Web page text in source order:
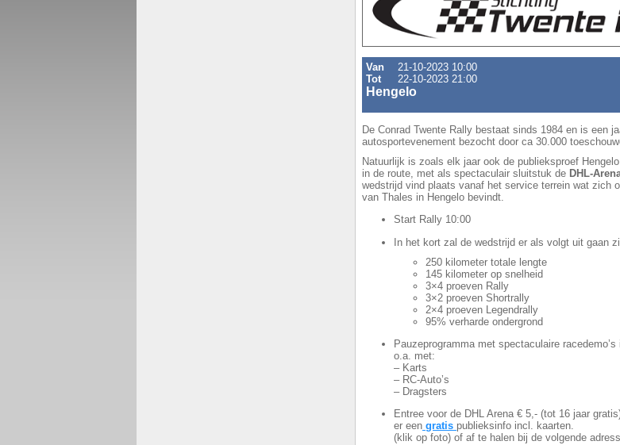
Van
21-10-2023 10:00
Tot
22-10-2023 21:00
Hengelo
De Conrad Twente Rally bestaat sinds 1984 en is een
autosportevenement bezocht door ca 30.000
Natuurlijk is zoals elk jaar ook de publieksproef
in de route, met als spectaculair sluitstuk de DHL-
wedstrijd vind plaats vanaf het service terrein wat zich
van Thales in Hengelo bevindt.
Start Rally 10:00
In het kort zal de wedstrijd er als volgt uit gaan
250 kilometer totale lengte
145 kilometer op snelheid
3×4 proeven Rally
3×2 proeven Shortrally
2×4 proeven Legendrally
95% verharde ondergrond
Pauzeprogramma met spectaculaire racedemo’s
o.a. met:
– Karts
– RC-Auto’s
– Dragsters
Entree voor de DHL Arena € 5,- (tot 16 jaar
er een gratis publieksinfo incl. kaarten.
(klik op foto) of af te halen bij de volgende